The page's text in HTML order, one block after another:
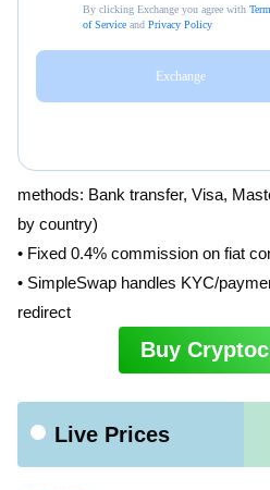
methods: Bank transfer, Visa,
by country)
• Fixed 0.4% commission on fiat
• SimpleSwap handles KYC/
redirect
Buy
Live Prices